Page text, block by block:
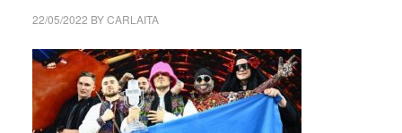
22/05/2022 BYCARLAITA